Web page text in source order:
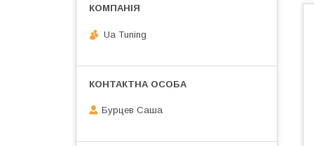
Ua Tuning
Бурцев Саша